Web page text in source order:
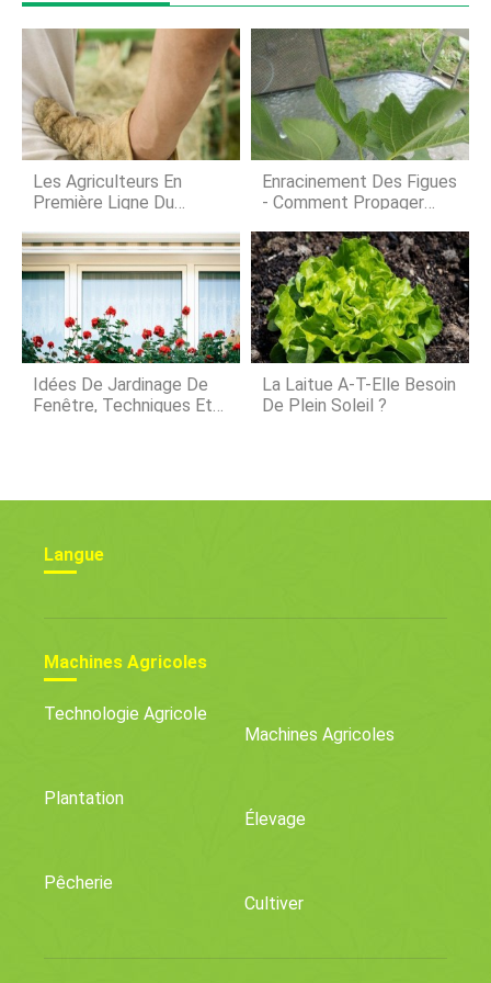
de la même taille quun godet de
chargeur, mais cest plus léger à
transporter. Il ne scalpera pas le
gravier comme un seau, Soit, il dit, qui
Les Agriculteurs En
Première Ligne Du
Incendies De Forêt
Enracinement Des Figues
- Comment Propager
Idées De Jardinage De
Fenêtre, Techniques Et
La Laitue A-T-Elle Besoin
De Plein Soleil ?
Langue
Machines Agricoles
Technologie Agricole
Machines Agricoles
Plantation
Élevage
Pêcherie
Cultiver